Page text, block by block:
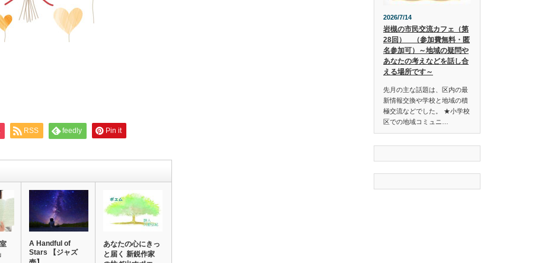
RSS feedly Pin it
A Handful of
Stars 【ジャズ
あなたの心にきっ
と届く 新鋭作家
2026/7/14
岩槻の市民交流カフェ（第
28回） （参加費無料・匿
名参加可）～地域の疑問や
あなたの考えなどを話し合
える場所です～
先月の主な話題は、区内の最
新情報交換や学校と地域の積
極交流などでした。 ★小学校
区での地域コミュニ…